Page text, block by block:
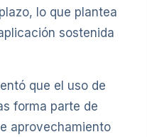
lo que plantea
sostenida
que el uso de
forma parte de
aprovechamiento